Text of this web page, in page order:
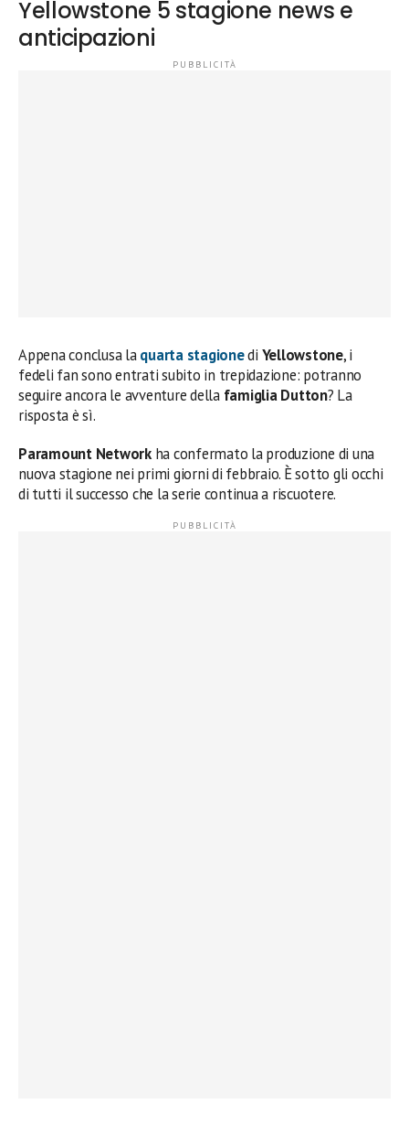
Yellowstone 5 stagione news e
anticipazioni
Appena conclusa laquarta stagionedi Yellowstone, i
fedeli fan sono entrati subito in trepidazione: potranno
seguire ancora le avventure della famiglia Dutton? La
risposta è sì.
Paramount Networkha confermato la produzione di una
nuova stagione nei primi giorni di febbraio. È sotto gli occhi
di tutti il successo che la serie continua a riscuotere.